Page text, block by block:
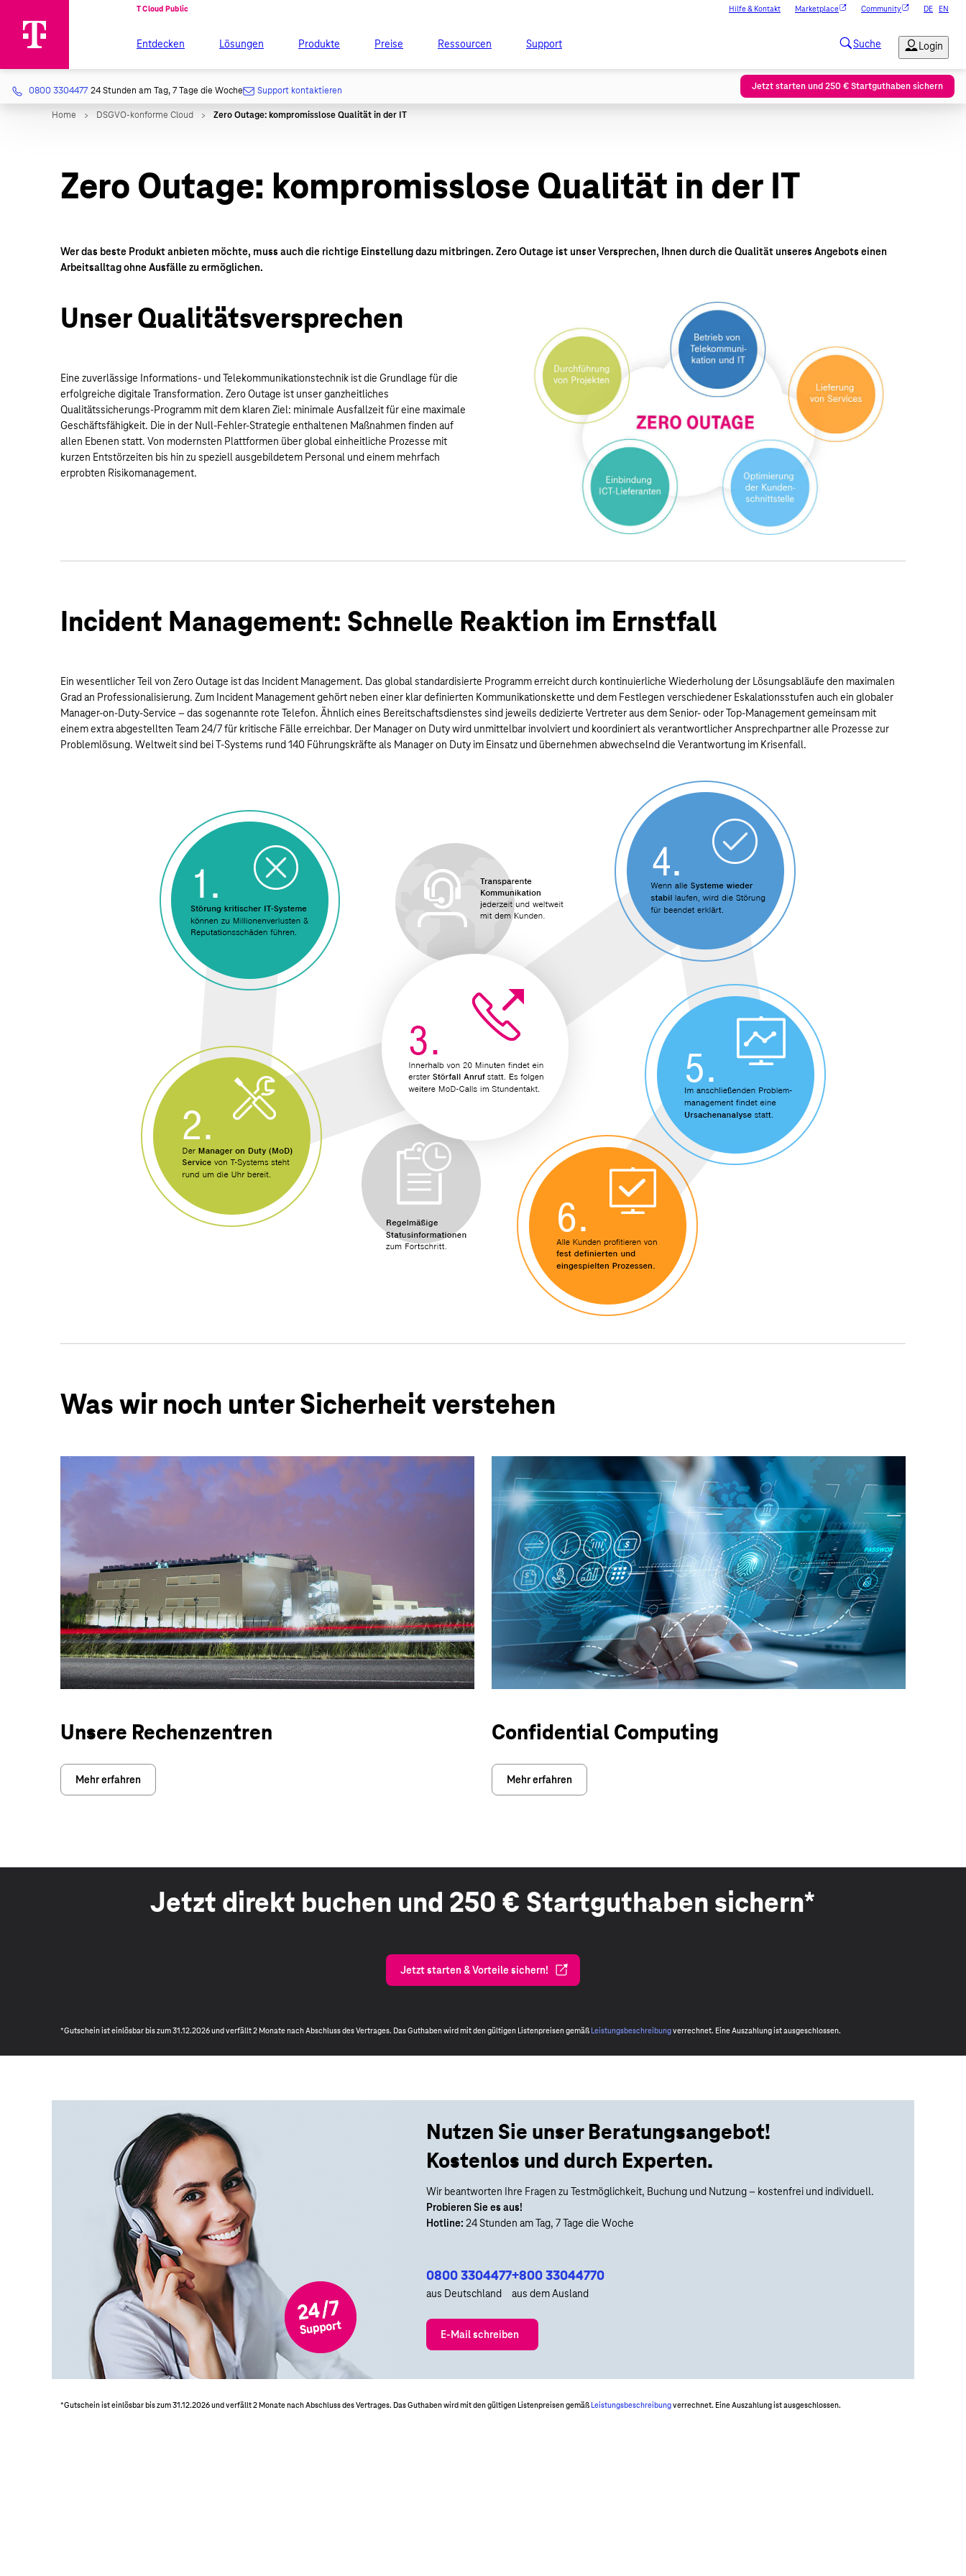
Hilfe & Kontakt Marketplace Community DE EN
Entdecken Lösungen Produkte Preise Ressourcen Support
0800 3304477 24 Stunden am Tag, 7 Tage die Woche Support kontaktieren Jetzt starten und 250 € Startguthaben sichern
Zero Outage: kompromisslose Qualität in der IT
Wer das beste Produkt anbieten möchte, muss auch die richtige Einstellung dazu mitbringen. Zero Outage ist unser Versprechen, Ihnen durch die Qualität unseres Angebots einen
Arbeitsalltag ohne Ausfälle zu ermöglichen.
Unser Qualitätsversprechen
Eine zuverlässige Informations- und Telekommunikationstechnik ist die Grundlage für die
erfolgreiche digitale Transformation. Zero Outage ist unser ganzheitliches
Qualitätssicherungs-Programm mit dem klaren Ziel: minimale Ausfallzeit für eine maximale
Geschäftsfähigkeit. Die in der Null-Fehler-Strategie enthaltenen Maßnahmen finden auf
allen Ebenen statt. Von modernsten Plattformen über global einheitliche Prozesse mit
kurzen Entstörzeiten bis hin zu speziell ausgebildetem Personal und einem mehrfach
erprobten Risikomanagement.
Incident Management: Schnelle Reaktion im Ernstfall
Ein wesentlicher Teil von Zero Outage ist das Incident Management. Das global standardisierte Programm erreicht durch kontinuierliche Wiederholung der Lösungsabläufe den maximalen
Grad an Professionalisierung. Zum Incident Management gehört neben einer klar definierten Kommunikationskette und dem Festlegen verschiedener Eskalationsstufen auch ein globaler
Manager-on-Duty-Service – das sogenannte rote Telefon. Ähnlich eines Bereitschaftsdienstes sind jeweils dedizierte Vertreter aus dem Senior- oder Top-Management gemeinsam mit
einem extra abgestellten Team 24/7 für kritische Fälle erreichbar. Der Manager on Duty wird unmittelbar involviert und koordiniert als verantwortlicher Ansprechpartner alle Prozesse zur
Problemlösung. Weltweit sind bei T-Systems rund 140 Führungskräfte als Manager on Duty im Einsatz und übernehmen abwechselnd die Verantwortung im Krisenfall.
Was wir noch unter Sicherheit verstehen
Unsere Rechenzentren
Mehr erfahren
Confidential Computing
Mehr erfahren
Jetzt direkt buchen und 250 € Startguthaben sichern*
Jetzt starten & Vorteile sichern!
*Gutschein ist einlösbar bis zum 31.12.2026 und verfällt 2 Monate nach Abschluss des Vertrages. Das Guthaben wird mit den gültigen Listenpreisen gemäß Leistungsbeschreibungverrechnet. Eine Auszahlung ist ausgeschlossen.
Nutzen Sie unser Beratungsangebot!
Kostenlos und durch Experten.
Wir beantworten Ihre Fragen zu Testmöglichkeit, Buchung und Nutzung – kostenfrei und individuell.
Probieren Sie es aus!
Hotline: 24 Stunden am Tag, 7 Tage die Woche
0800 3304477
aus Deutschland
+800 33044770
aus dem Ausland
E-Mail schreiben
*Gutschein ist einlösbar bis zum 31.12.2026 und verfällt 2 Monate nach Abschluss des Vertrages. Das Guthaben wird mit den gültigen Listenpreisen gemäß Leistungsbeschreibungverrechnet. Eine Auszahlung ist ausgeschlossen.